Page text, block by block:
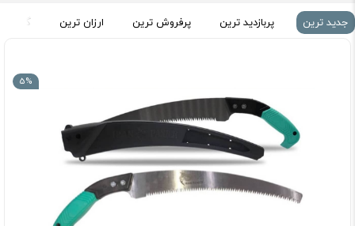
جدید ترین پربازدید ترین پرفروش ترین ارزان ترین گران
5%